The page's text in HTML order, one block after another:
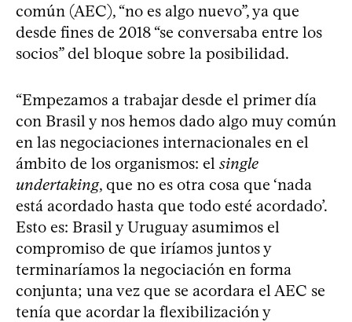
común (AEC), “no es algo nuevo”, ya que
desde fines de 2018 “se conversaba entre los
socios” del bloque sobre la posibilidad.
“Empezamos a trabajar desde el primer día
con Brasil y nos hemos dado algo muy común
en las negociaciones internacionales en el
ámbito de los organismos: el single
undertaking, que no es otra cosa que ‘nada
está acordado hasta que todo esté acordado’.
Esto es: Brasil y Uruguay asumimos el
compromiso de que iríamos juntos y
terminaríamos la negociación en forma
conjunta; una vez que se acordara el AEC se
tenía que acordar la flexibilización y